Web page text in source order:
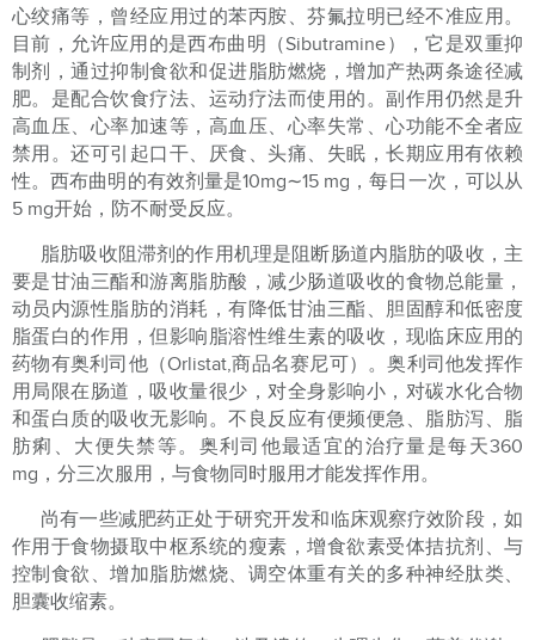
心绞痛等，曾经应用过的苯丙胺、芬氟拉明已经不准应用。
目前，允许应用的是西布曲明（Sibutramine），它是双重抑
制剂，通过抑制食欲和促进脂肪燃烧，增加产热两条途径减
肥。是配合饮食疗法、运动疗法而使用的。副作用仍然是升
高血压、心率加速等，高血压、心率失常、心功能不全者应
禁用。还可引起口干、厌食、头痛、失眠，长期应用有依赖
性。西布曲明的有效剂量是10mg∼15 mg ，每日一次，可以从
5 mg开始，防不耐受反应。
脂肪吸收阻滞剂的作用机理是阻断肠道内脂肪的吸收，主
要是甘油三酯和游离脂肪酸，减少肠道吸收的食物总能量，
动员内源性脂肪的消耗，有降低甘油三酯、胆固醇和低密度
脂蛋白的作用，但影响脂溶性维生素的吸收，现临床应用的
药物有奥利司他（Orlistat,商品名赛尼可）。奥利司他发挥作
用局限在肠道，吸收量很少，对全身影响小，对碳水化合物
和蛋白质的吸收无影响。不良反应有便频便急、脂肪泻、脂
肪痢、大便失禁等。奥利司他最适宜的治疗量是每天360
mg ，分三次服用，与食物同时服用才能发挥作用。
尚有一些减肥药正处于研究开发和临床观察疗效阶段，如
作用于食物摄取中枢系统的瘦素，增食欲素受体拮抗剂、与
控制食欲、增加脂肪燃烧、调空体重有关的多种神经肽类、
胆囊收缩素。